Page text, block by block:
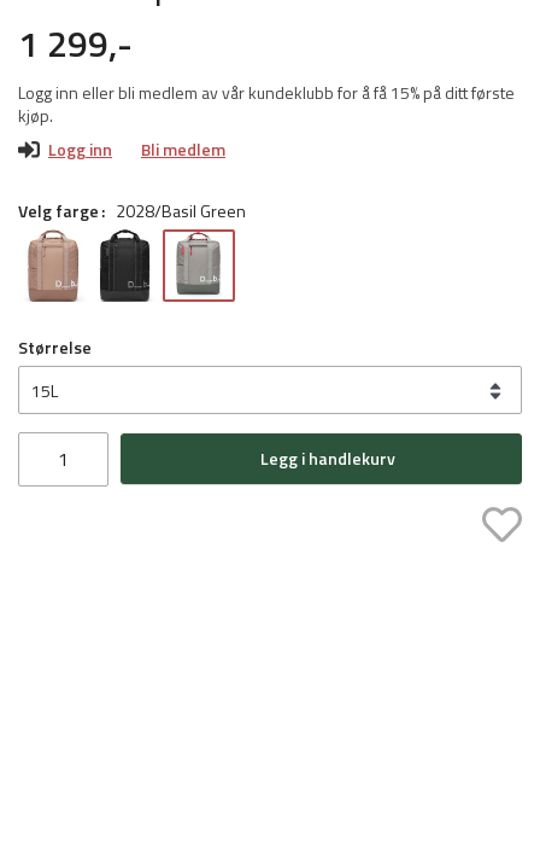
1 299,-
Logg inn eller bli medlem av vår kundeklubb for å få 15% på ditt første
kjøp.
Logg inn
Bli medlem
Velg farge 2028/Basil Green
Størrelse
Legg i handlekurv